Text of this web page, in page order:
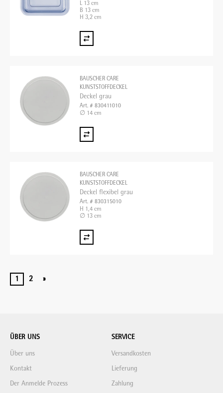
L 13 cm
B 13 cm
H 3,2 cm
BAUSCHER CARE
KUNSTSTOFFDECKEL
Deckel grau
Art. # 830411010
∅ 14 cm
BAUSCHER CARE
KUNSTSTOFFDECKEL
Deckel flexibel grau
Art. # 830315010
H 1,4 cm
∅ 13 cm
1 2 »
ÜBER UNS
Über uns
Kontakt
Der Anmelde Prozess
SERVICE
Versandkosten
Lieferung
Zahlung